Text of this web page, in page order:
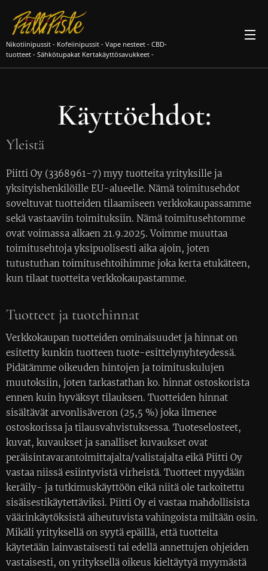
Nikotiinipussit - Kofeiinipussit - Vape nesteet - CBD-
tuotteet - Sähkötupakat Kertakäyttösavukkeet -
Käyttöehdot:
Yleistä
Piitti Oy (3368961-7) myy tuotteita yrityksille ja
yksityishenkilöille EU-alueelle. Nämä toimitusehdot
soveltuvat tuotteiden tilaamiseen verkkokaupassamme
sekä vastaaviin toimituksiin. Nämä toimitusehtomme
ovat voimassa alkaen 21.9.2025. Voimme muuttaa
toimitusehtoja yksipuolisesti aika ajoin, joten
tutustuthan toimitusehtoihimme joka kerta etukäteen,
kun tilaat tuotteita verkkokaupastamme.
Tuotteet ja tuotehinnat
Verkkokaupan tuotteiden ominaisuudet ja hinnat on
esitetty kunkin tuotteen tuote-esittelynyhteydessä.
Pidätämme oikeuden hintojen ja toimituskulujen
muutoksiin, joten tarkastathan ko. hinnat ostoskorista
ennen kuin hyväksyt tilauksen. Tuotteiden hinnat
sisältävät arvonlisäveron (25,5 %) joka ilmenee
ostoskorissa ja tilausvahvistuksessa. Tuoteselosteet,
kuvat, kuvaukset ja sanalliset kuvaukset ovat
peräisintavarantoimittajalta/valistajalta eikä Piitti Oy
vastaa niissä esiintyvistä virheistä. Tuotteet myydään
keräily- ja tutkimuskäyttöön eikä niitä ole tarkoitettu
sisäisestikäytettäviksi. Piitti Oy ei vastaa mahdollisista
väärinkäytöksistä aiheutuvista vahingoista miltään osin.
Mikäli yrityksellä on syytä epäillä, että tuotteita
käytetään lainvastaisesti tai edellä annettujen ohjeiden
vastaisesti, on yrityksellä oikeus kieltäytyä myymästä